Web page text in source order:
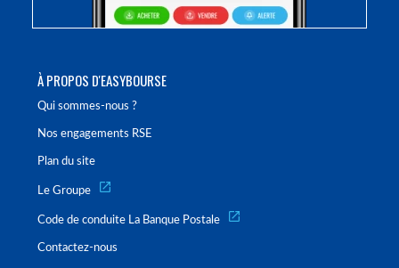
À PROPOS D'EASYBOURSE
Qui sommes-nous ?
Nos engagements RSE
Plan du site
Le Groupe
Code de conduite La Banque Postale
Contactez-nous